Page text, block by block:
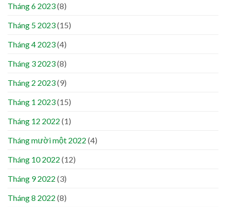
Tháng 6 2023(8)
Tháng 5 2023(15)
Tháng 4 2023(4)
Tháng 3 2023(8)
Tháng 2 2023(9)
Tháng 1 2023(15)
Tháng 12 2022 (1)
Tháng mười một 2022 (4)
Tháng 10 2022 (12)
Tháng 9 2022 (3)
Tháng 8 2022 (8)